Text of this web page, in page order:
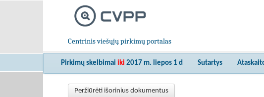
Centrinis viešųjų pirkimų portalas
Pirkimų skelbimai iki 2017 m. liepos 1 d Sutartys
Peržiūrėti išorinius dokumentus